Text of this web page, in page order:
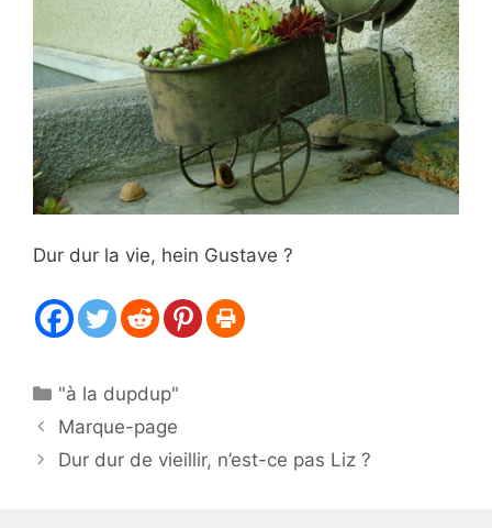
Dur dur la vie, hein Gustave ?
Catégories
"à la dupdup"
Marque-page
Dur dur de vieillir, n’est-ce pas Liz ?